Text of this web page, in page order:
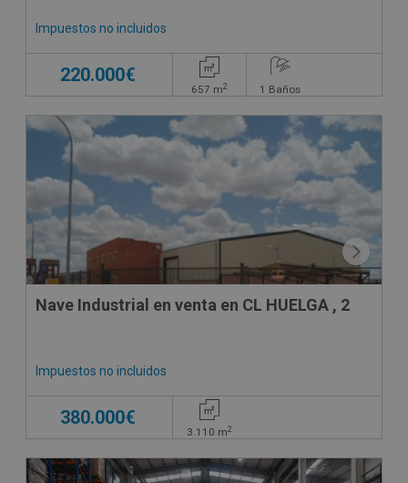
Impuestos no incluidos
220.000€
657 m2 1 Baños
Nave Industrial en venta en CL HUELGA , 2
Impuestos no incluidos
380.000€
3.110 m2